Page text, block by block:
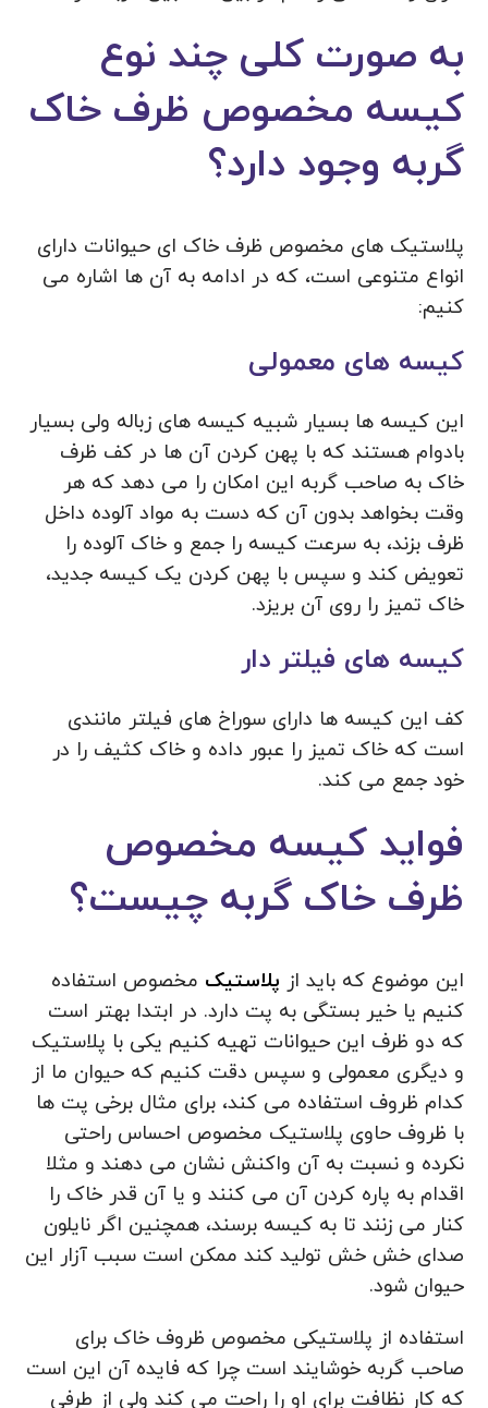
به صورت کلی چند نوع
کیسه مخصوص ظرف خاک
گربه وجود دارد؟
پلاستیک های مخصوص ظرف خاک ای حیوانات دارای
انواع متنوعی است، که در ادامه به آن ها اشاره می
کنیم:
کیسه های معمولی
این کیسه ها بسیار شبیه کیسه های زباله ولی بسیار
بادوام هستند که با پهن کردن آن ها در کف ظرف
خاک به صاحب گربه این امکان را می دهد که هر
وقت بخواهد بدون آن که دست به مواد آلوده داخل
ظرف بزند، به سرعت کیسه را جمع و خاک آلوده را
تعویض کند و سپس با پهن کردن یک کیسه جدید،
خاک تمیز را روی آن بریزد.
کیسه های فیلتر دار
کف این کیسه ها دارای سوراخ های فیلتر مانندی
است که خاک تمیز را عبور داده و خاک کثیف را در
خود جمع می کند.
فواید کیسه مخصوص
ظرف خاک گربه چیست؟
این موضوع که باید از پلاستیک مخصوص استفاده
کنیم یا خیر بستگی به پت دارد. در ابتدا بهتر است
که دو ظرف این حیوانات تهیه کنیم یکی با پلاستیک
و دیگری معمولی و سپس دقت کنیم که حیوان ما از
کدام ظروف استفاده می کند، برای مثال برخی پت ها
با ظروف حاوی پلاستیک مخصوص احساس راحتی
نکرده و نسبت به آن واکنش نشان می دهند و مثلا
اقدام به پاره کردن آن می کنند و یا آن قدر خاک را
کنار می زنند تا به کیسه برسند، همچنین اگر نایلون
صدای خش خش تولید کند ممکن است سبب آزار این
حیوان شود.
استفاده از پلاستیکی مخصوص ظروف خاک برای
صاحب گربه خوشایند است چرا که فایده آن این است
که کار نظافت برای او را راحت می کند ولی از طرفی